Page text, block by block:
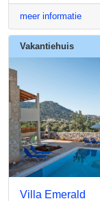
meer informatie
Vakantiehuis
Villa Emerald